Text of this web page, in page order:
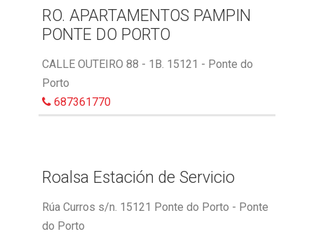
RO. APARTAMENTOS PAMPIN
PONTE DO PORTO
CALLE OUTEIRO 88 - 1B. 15121 - Ponte do
Porto
687361770
Roalsa Estación de Servicio
Rúa Curros s/n. 15121 Ponte do Porto - Ponte
do Porto